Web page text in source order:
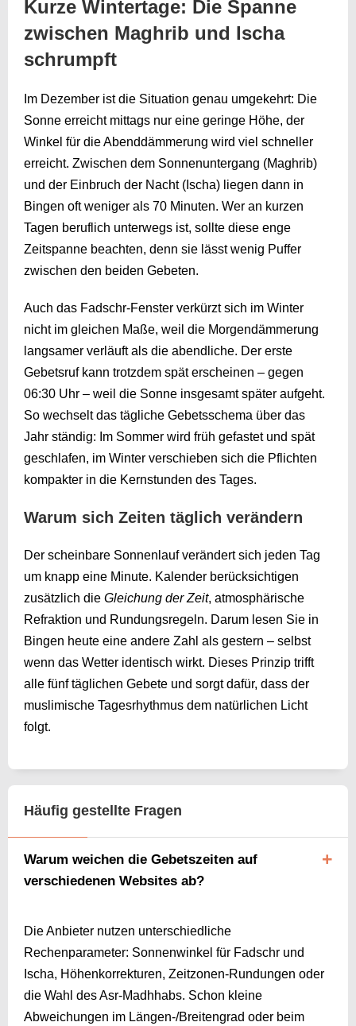
Kurze Wintertage: Die Spanne
zwischen Maghrib und Ischa
schrumpft
Im Dezember ist die Situation genau umgekehrt: Die
Sonne erreicht mittags nur eine geringe Höhe, der
Winkel für die Abenddämmerung wird viel schneller
erreicht. Zwischen dem Sonnenuntergang (Maghrib)
und der Einbruch der Nacht (Ischa) liegen dann in
Bingen oft weniger als 70 Minuten. Wer an kurzen
Tagen beruflich unterwegs ist, sollte diese enge
Zeitspanne beachten, denn sie lässt wenig Puffer
zwischen den beiden Gebeten.
Auch das Fadschr-Fenster verkürzt sich im Winter
nicht im gleichen Maße, weil die Morgendämmerung
langsamer verläuft als die abendliche. Der erste
Gebetsruf kann trotzdem spät erscheinen – gegen
06:30 Uhr – weil die Sonne insgesamt später aufgeht.
So wechselt das tägliche Gebetsschema über das
Jahr ständig: Im Sommer wird früh gefastet und spät
geschlafen, im Winter verschieben sich die Pflichten
kompakter in die Kernstunden des Tages.
Warum sich Zeiten täglich verändern
Der scheinbare Sonnenlauf verändert sich jeden Tag
um knapp eine Minute. Kalender berücksichtigen
zusätzlich die Gleichung der Zeit, atmosphärische
Refraktion und Rundungsregeln. Darum lesen Sie in
Bingen heute eine andere Zahl als gestern – selbst
wenn das Wetter identisch wirkt. Dieses Prinzip trifft
alle fünf täglichen Gebete und sorgt dafür, dass der
muslimische Tagesrhythmus dem natürlichen Licht
folgt.
Häufig gestellte Fragen
Warum weichen die Gebetszeiten auf
verschiedenen Websites ab?
Die Anbieter nutzen unterschiedliche
Rechenparameter: Sonnenwinkel für Fadschr und
Ischa, Höhen­korrekturen, Zeitzonen-Rundungen oder
die Wahl des Asr-Madhhabs. Schon kleine
Abweichungen im Längen-/Breitengrad oder beim